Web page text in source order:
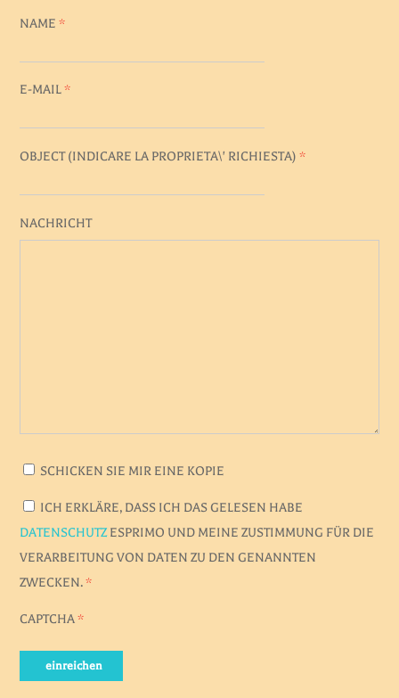
NAME*
E-MAIL*
OBJECT (INDICARE LA PROPRIETA\' RICHIESTA)*
NACHRICHT
SCHICKEN SIE MIR EINE KOPIE
ICH ERKLÄRE, DASS ICH DAS GELESEN HABE
DATENSCHUTZESPRIMO UND MEINE ZUSTIMMUNG FÜR DIE
VERARBEITUNG VON DATEN ZU DEN GENANNTEN
ZWECKEN. *
CAPTCHA *
einreichen